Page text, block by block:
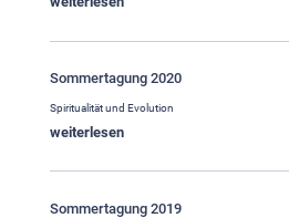
Sommertagung 2020
Spiritualität und Evolution
weiterlesen
Sommertagung 2019